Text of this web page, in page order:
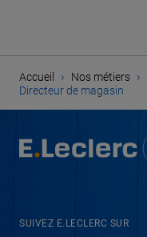
Accueil › Nos métiers ›
Directeur de magasin
SUIVEZ E.LECLERC SUR